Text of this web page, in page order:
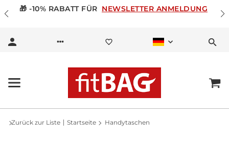
🎁 -10% RABATT FÜR NEWSLETTER ANMELDUNG
Zurück zur Liste Startseite Handytaschen